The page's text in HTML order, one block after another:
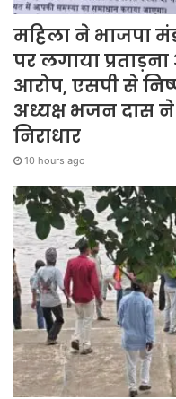
महिला ने भाजपा
पर लगाया
आरोप, एसपी से
अध्यक्ष भजन दास ने
निराधार
10 hours ago